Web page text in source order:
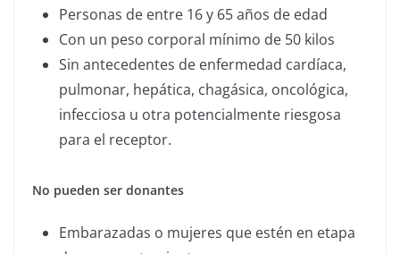
Personas de entre 16 y 65 años de edad
Con un peso corporal mínimo de 50 kilos
Sin antecedentes de enfermedad cardíaca,
pulmonar, hepática, chagásica, oncológica,
infecciosa u otra potencialmente riesgosa
para el receptor.
No pueden ser donantes
Embarazadas o mujeres que estén en etapa